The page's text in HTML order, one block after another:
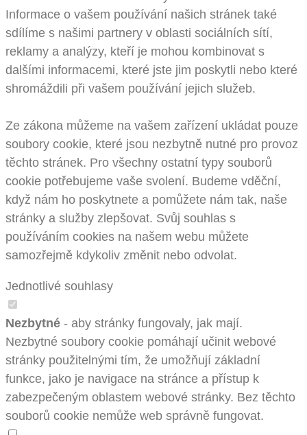
Informace o vašem používání našich stránek také
sdílíme s našimi partnery v oblasti sociálních sítí,
reklamy a analýzy, kteří je mohou kombinovat s
dalšími informacemi, které jste jim poskytli nebo které
shromáždili při vašem používání jejich služeb.
Ze zákona můžeme na vašem zařízení ukládat pouze
soubory cookie, které jsou nezbytně nutné pro provoz
těchto stránek. Pro všechny ostatní typy souborů
cookie potřebujeme vaše svolení. Budeme vděční,
když nám ho poskytnete a pomůžete nám tak, naše
stránky a služby zlepšovat. Svůj souhlas s
používáním cookies na našem webu můžete
samozřejmě kdykoliv změnit nebo odvolat.
Jednotlivé souhlasy
Nezbytné - aby stránky fungovaly, jak mají.
Nezbytné soubory cookie pomáhají učinit webové
stránky použitelnými tím, že umožňují základní
funkce, jako je navigace na stránce a přístup k
zabezpečeným oblastem webové stránky. Bez těchto
souborů cookie nemůže web správně fungovat.